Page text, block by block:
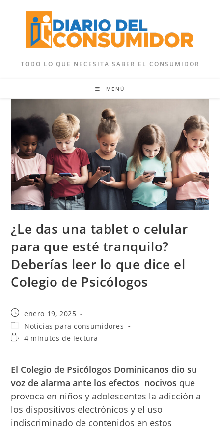
contenido
TODO LO QUE NECESITA SABER EL CONSUMIDOR
MENÚ
¿Le das una tablet o celular
para que esté tranquilo?
Deberías leer lo que dice el
Colegio de Psicólogos
Publicación
de
la
entrada:
enero 19, 2025
Categoría
de
la
Noticias para consumidores
Tiempo4 minutos de lectura
El Colegio de Psicólogos Dominicanos dio su
voz de alarma ante los efectos nocivos que
provoca en niños y adolescentes la adicción a
los dispositivos electrónicos y el uso
indiscriminado de contenidos en estos